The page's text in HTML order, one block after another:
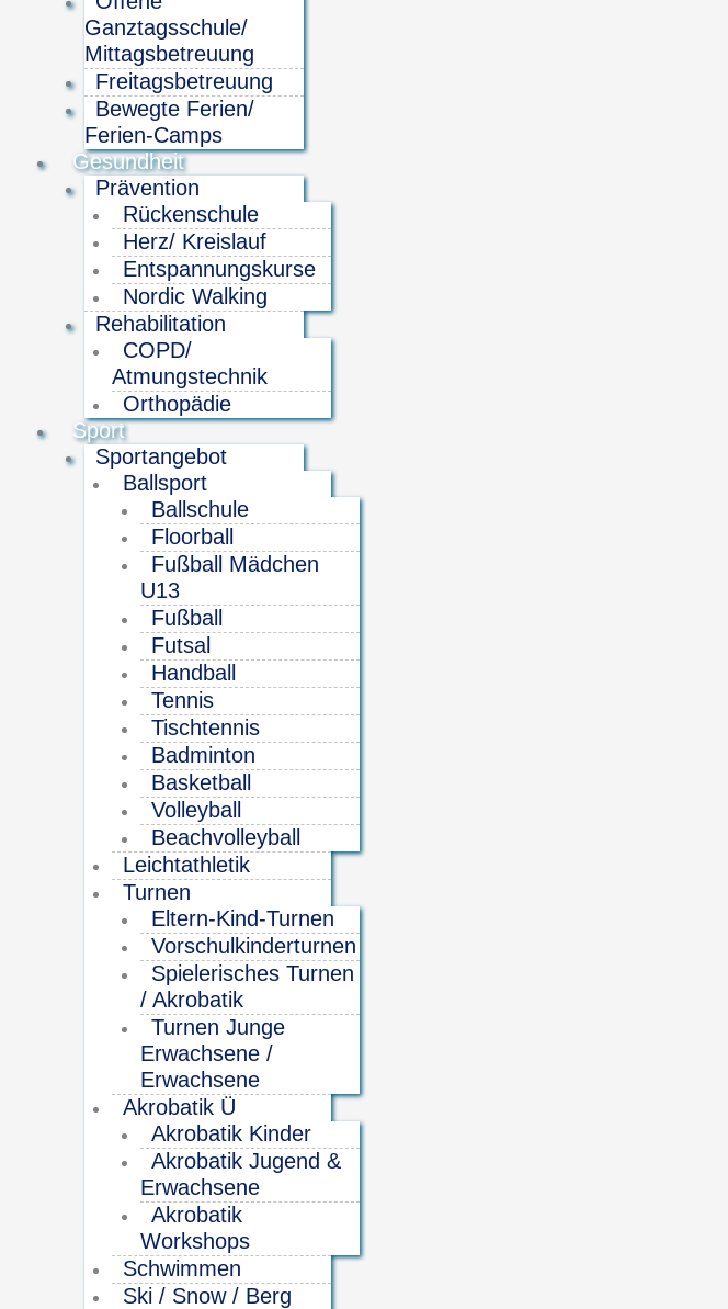
Ganztagsschule/
Mittagsbetreuung
Freitagsbetreuung
Bewegte Ferien/
Ferien-Camps
Gesundheit
Prävention
Rückenschule
Herz/ Kreislauf
Entspannungskurse
Nordic Walking
Rehabilitation
COPD/
Atmungstechnik
Orthopädie
Sport
Sportangebot
Ballsport
Ballschule
Floorball
Fußball Mädchen
U13
Fußball
Futsal
Handball
Tennis
Tischtennis
Badminton
Basketball
Volleyball
Beachvolleyball
Leichtathletik
Turnen
Eltern-Kind-Turnen
Vorschulkinderturnen
Spielerisches Turnen
/ Akrobatik
Turnen Junge
Erwachsene /
Erwachsene
Akrobatik Ü
Akrobatik Kinder
Akrobatik Jugend &
Erwachsene
Akrobatik
Workshops
Schwimmen
Ski / Snow / Berg